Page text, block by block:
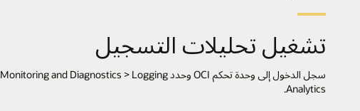
تشغيل تحليلات التسجيل
سجل الدخول إلى وحدة تحكم OCI وحدد Monitoring and Diagnostics > Logging
Analytics.